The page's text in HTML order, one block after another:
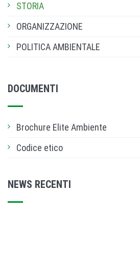
STORIA
ORGANIZZAZIONE
POLITICA AMBIENTALE
DOCUMENTI
Brochure Elite Ambiente
Codice etico
NEWS RECENTI